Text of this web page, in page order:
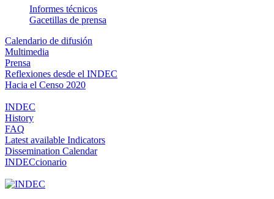
Informes técnicos
Gacetillas de prensa
Calendario de difusión
Multimedia
Prensa
Reflexiones desde el INDEC
Hacia el Censo 2020
INDEC
History
FAQ
Latest available Indicators
Dissemination Calendar
INDECcionario